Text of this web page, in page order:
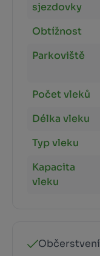
sjezdovky
Obtížnost
Parkoviště
Počet vleků
Délka vleku
Typ vleku
Kapacita
vleku
Občerstvení